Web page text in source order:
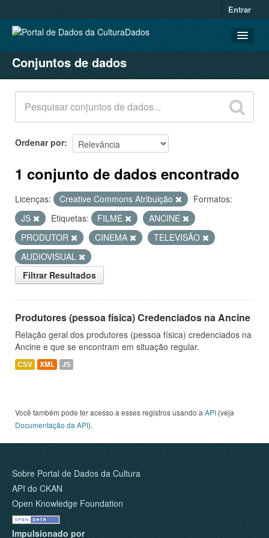
Entrar
CONJUNTOS DE DADOS
ORGANIZAÇÕES
GRUPOS
SOBRE
Conjuntos de dados
Ordenar por
1 conjunto de dados encontrado
Licenças: Creative Commons Atribuição
Formatos:
JS
Etiquetas: FILME
ANCINE
PRODUTOR
CINEMA
TELEVISÃO
AUDIOVISUAL
Filtrar Resultados
Produtores (pessoa física) Credenciados na Ancine
Relação geral dos produtores (pessoa física) credenciados na
Ancine e que se encontram em situação regular.
CSV XML JS
Você também pode ter acesso a esses registros usando a API (veja
Documentação da API).
Sobre Portal de Dados da Cultura
API do CKAN
Open Knowledge Foundation
Impulsionado por